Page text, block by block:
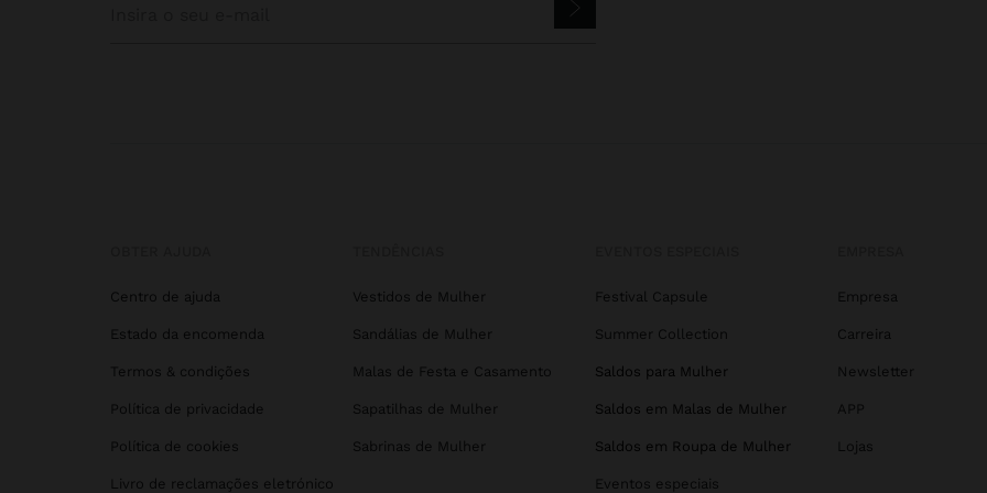
Centro de ajuda
Estado da encomenda
Termos & condições
Política de privacidade
Política de cookies
Livro de reclamações eletrónico
Vestidos de Mulher
Sandálias de Mulher
Malas de Festa e Casamento
Sapatilhas de Mulher
Sabrinas de Mulher
Festival Capsule
Summer Collection
Saldos para Mulher
Saldos em Malas de Mulher
Saldos em Roupa de Mulher
Eventos especiais
Empresa
Carreira
Newsletter
APP
Lojas